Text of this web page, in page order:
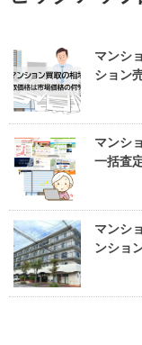
無
関西
マンシ
ション
マンシ
一括査
マンシ
ンショ